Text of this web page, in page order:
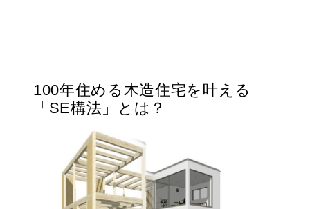
100年住める木造住宅を叶える
「SE構法」とは？